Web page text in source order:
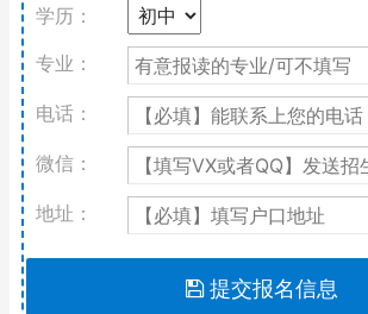
学历：
专业：
电话：
微信：
地址：
提交报名信息